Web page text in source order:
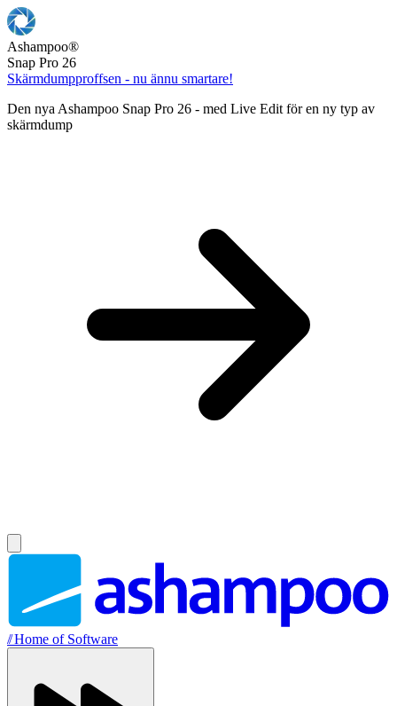
Ashampoo®
Snap Pro 26
Skärmdumpproffsen - nu ännu smartare!
Den nya Ashampoo Snap Pro 26 - med Live Edit för en ny typ av
skärmdump
//Home of Software